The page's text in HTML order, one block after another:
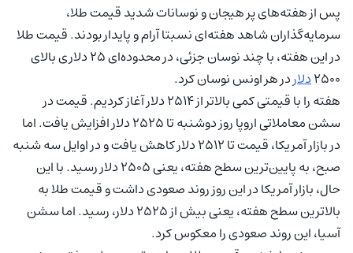
پس از هفته‌های پر هیجان و نوسانات شدید قیمت طلا،
سرمایه‌گذاران شاهد هفته‌ای نسبتا آرام و پایدار بودند. قیمت طلا
در این هفته، با چند نوسان جزئی، در محدوده‌ای ۲۵ دلاری بالای
۲۵۰۰دلاردر هر اونس نوسان کرد.
هفته را با قیمتی کمی بالاتر از ۲۵۱۴ دلار آغاز کردیم. قیمت در
سشن معاملاتی اروپا روز دوشنبه تا ۲۵۲۵ دلار افزایش یافت. اما
در بازار آمریکا، قیمت تا ۲۵۱۲ دلار کاهش یافت و در اوایل سه شنبه
صبح، به پایین‌ترین سطح هفته، یعنی ۲۵۰۵ دلار رسید. با این
حال، بازار آمریکا در این روز روند صعودی داشت و قیمت طلا به
بالاترین سطح هفته، یعنی بیش از ۲۵۲۵ دلار، رسید. اما سشن
آسیا، این روند صعودی را معکوس کرد.